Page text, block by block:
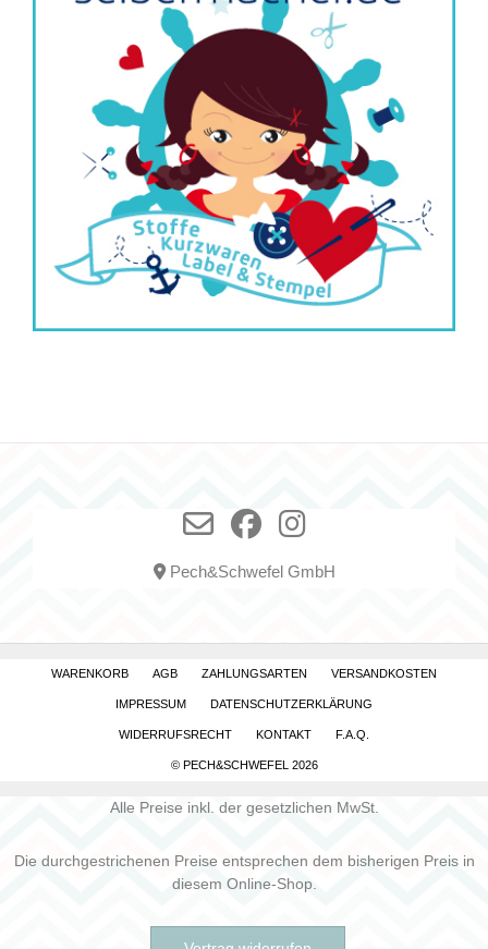
Pech&Schwefel GmbH
WARENKORB AGB ZAHLUNGSARTEN VERSANDKOSTEN
IMPRESSUM DATENSCHUTZERKLÄRUNG
WIDERRUFSRECHT KONTAKT F.A.Q.
© PECH&SCHWEFEL 2026
Alle Preise inkl. der gesetzlichen MwSt.
Die durchgestrichenen Preise entsprechen dem bisherigen Preis in
diesem Online-Shop.